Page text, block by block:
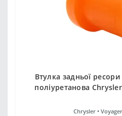
Втулка задньої
поліуретанова
Chrysler •